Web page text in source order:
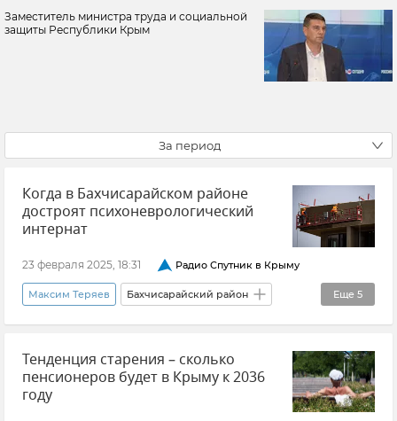
Заместитель министра труда и социальной
защиты Республики Крым
За период
Когда в Бахчисарайском районе
достроят психоневрологический
интернат
23 февраля 2025, 18:31 Радио Спутник в Крыму
Еще 5
Максим Теряев Бахчисарайский район
Строительство Крым Новости Крыма
Здравоохранение в Крыму и Севастополе
Минтруда Крыма
Тенденция старения – сколько
пенсионеров будет в Крыму к 2036
году